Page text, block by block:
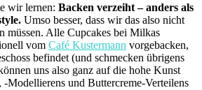
wir lernen: Backen verzeiht – anders als
Umso besser, dass wir das also nicht
müssen. Alle Cupcakes bei Milkas
vom Café Kustermann vorgebacken,
befindet (und schmecken übrigens
uns also ganz auf die hohe Kunst
-Modellierens und Buttercreme-Verteilens